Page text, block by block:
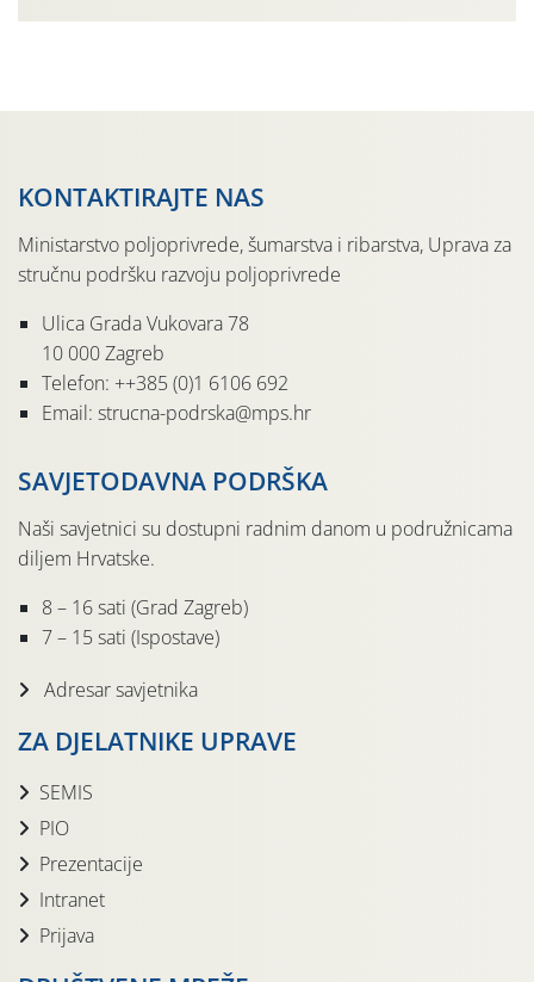
KONTAKTIRAJTE NAS
Ministarstvo poljoprivrede, šumarstva i ribarstva, Uprava za
stručnu podršku razvoju poljoprivrede
Ulica Grada Vukovara 78
10 000 Zagreb
Telefon: ++385 (0)1 6106 692
Email: strucna-podrska@mps.hr
SAVJETODAVNA PODRŠKA
Naši savjetnici su dostupni radnim danom u podružnicama
diljem Hrvatske.
8 – 16 sati (Grad Zagreb)
7 – 15 sati (Ispostave)
Adresar savjetnika
ZA DJELATNIKE UPRAVE
SEMIS
PIO
Prezentacije
Intranet
Prijava